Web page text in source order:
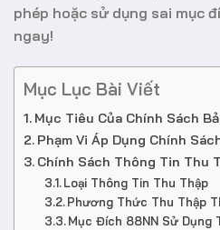
phép hoặc sử dụng sai mục
ngay!
Mục Lục Bài Viết
Mục Tiêu Của Chính Sách
Phạm Vi Áp Dụng Chính
Chính Sách Thông Tin Thu
Loại Thông Tin Thu Thập
Phương Thức Thu Thập
Mục Đích 88NN Sử Dụng